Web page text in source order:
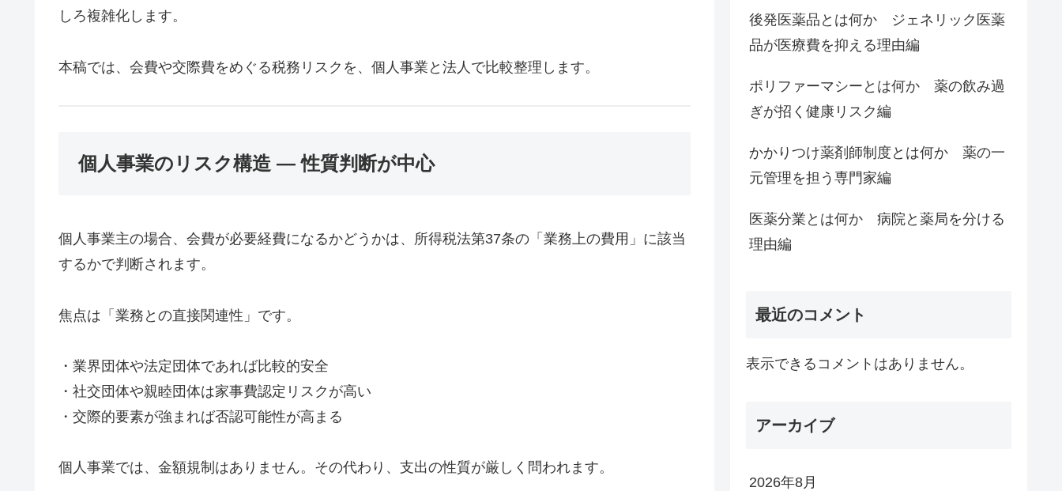
しろ複雑化します。
本稿では、会費や交際費をめぐる税務リスクを、個人事業と法人で比較整理します。
個人事業のリスク構造 ― 性質判断が中心
個人事業主の場合、会費が必要経費になるかどうかは、所得税法第37条の「業務上の費用」に該当
するかで判断されます。
焦点は「業務との直接関連性」です。
・業界団体や法定団体であれば比較的安全
・社交団体や親睦団体は家事費認定リスクが高い
・交際的要素が強まれば否認可能性が高まる
個人事業では、金額規制はありません。その代わり、支出の性質が厳しく問われます。
後発医薬品とは何か ジェネリック医薬
品が医療費を抑える理由編
ポリファーマシーとは何か 薬の飲み過
ぎが招く健康リスク編
かかりつけ薬剤師制度とは何か 薬の一
元管理を担う専門家編
医薬分業とは何か 病院と薬局を分ける
理由編
最近のコメント
表示できるコメントはありません。
アーカイブ
2026年8月